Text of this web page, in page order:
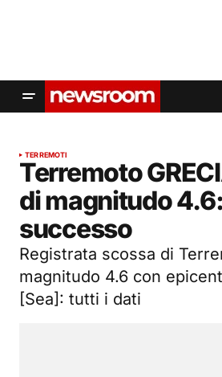
TERREMOTI
Terremoto
di magnitudo
successo
Registrata scossa di
magnitudo 4.6 con
[Sea]: tutti i dati